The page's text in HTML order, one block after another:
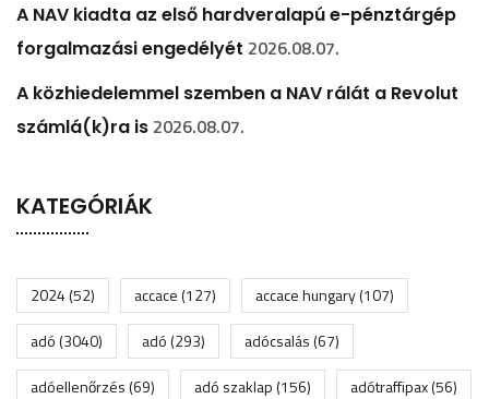
A NAV kiadta az első hardveralapú e-pénztárgép
forgalmazási engedélyét 2026.08.07.
A közhiedelemmel szemben a NAV rálát a Revolut
számlá(k)ra is 2026.08.07.
KATEGÓRIÁK
2024(52) accace(127) accace hungary(107)
adó(3040) adó(293) adócsalás(67)
adóellenőrzés(69) adó szaklap(156) adótraffipax(56)